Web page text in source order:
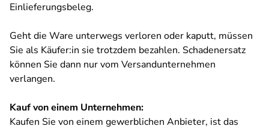
Einlieferungsbeleg.
Geht die Ware unterwegs verloren oder kaputt, müssen
Sie als Käufer:in sie trotzdem bezahlen. Schadenersatz
können Sie dann nur vom Versandunternehmen
verlangen.
Kauf von einem Unternehmen:
Kaufen Sie von einem gewerblichen Anbieter, ist das